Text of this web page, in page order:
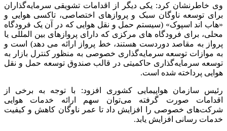
وی خاطرنشان کرد: یکی دیگر از اقدامات تشویقی سرمایه‌گذاران
برای توسعه ناوگان سبک و پروازهای اختصاصی، تاکسی هوایی و
«هاب اند اسپوک» (سیستم حمل و نقل هوایی که در آن یک فرودگاه
محلی، برای فرودگاه های مرکزی که دارای پروازهای بین المللی یا
پرواز به مقاصد دوردست هستند، خط پرواز ارائه می دهد) است و
به موازات توسعه سرمایه‌گذاری خصوصی به منظور کنترل بازار به
توسعه سرمایه‌گذاری حاکمیتی در قالب صندوق توسعه حمل و نقل
هوایی پرداخته شده است.
رئیس سازمان هواپیمایی کشوری افزود: با توجه به برخی از
اقدامات صورت گرفته می‌توان سهم ارائه خدمات هوایی
شرکت‌های خصوصی را افزایش داد تا عمر ناوگان کاهش و کیفیت
خدمات رسانی افزایش یابد.